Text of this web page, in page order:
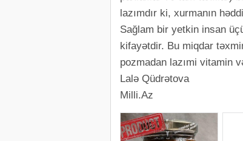
lazımdır ki, xurmanın
Sağlam bir yetkin insan
kifayətdir. Bu miqdar
pozmadan lazımi vitamin
Lalə Qüdrətova
Milli.Az